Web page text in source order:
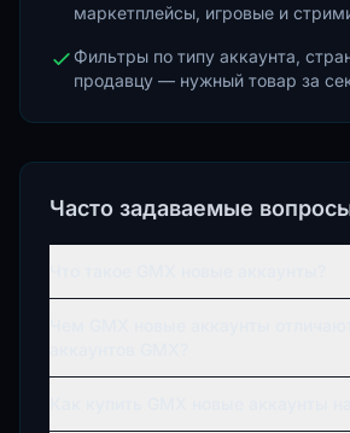
маркетплейсы, игровые и
Фильтры по типу аккаунта,
продавцу — нужный товар за
Часто задаваемые